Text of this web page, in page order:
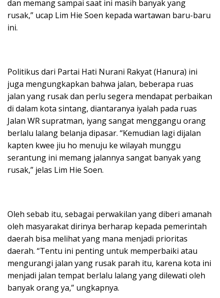
dan memang sampai saat ini masih banyak yang
rusak,” ucap Lim Hie Soen kepada wartawan baru-baru
ini.
Politikus dari Partai Hati Nurani Rakyat (Hanura) ini
juga mengungkapkan bahwa jalan, beberapa ruas
jalan yang rusak dan perlu segera mendapat perbaikan
di dalam kota sintang, diantaranya iyalah pada ruas
Jalan WR supratman, iyang sangat menggangu orang
berlalu lalang belanja dipasar. “Kemudian lagi dijalan
kapten kwee jiu ho menuju ke wilayah munggu
serantung ini memang jalannya sangat banyak yang
rusak,” jelas Lim Hie Soen.
Oleh sebab itu, sebagai perwakilan yang diberi amanah
oleh masyarakat dirinya berharap kepada pemerintah
daerah bisa melihat yang mana menjadi prioritas
daerah. “Tentu ini penting untuk memperbaiki atau
mengurangi jalan yang rusak parah itu, karena kota ini
menjadi jalan tempat berlalu lalang yang dilewati oleh
banyak orang ya,” ungkapnya.